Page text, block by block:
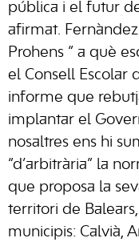
pública i el futur
afirmat.
Prohens “ a què
el Consell Escolar
informe que
implantar el
nosaltres ens hi
“d’arbitrària” la
que proposa la
territori de
municipis: Calvià,